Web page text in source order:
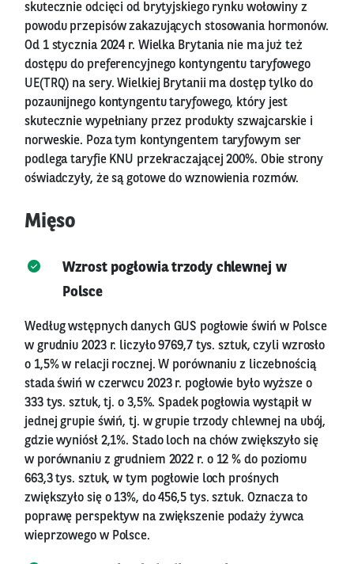
skutecznie odcięci od brytyjskiego rynku wołowiny z
powodu przepisów zakazujących stosowania hormonów.
Od 1 stycznia 2024 r. Wielka Brytania nie ma już też
dostępu do preferencyjnego kontyngentu taryfowego
UE(TRQ) na sery. Wielkiej Brytanii ma dostęp tylko do
pozaunijnego kontyngentu taryfowego, który jest
skutecznie wypełniany przez produkty szwajcarskie i
norweskie. Poza tym kontyngentem taryfowym ser
podlega taryfie KNU przekraczającej 200%. Obie strony
oświadczyły, że są gotowe do wznowienia rozmów.
Mięso
Wzrost pogłowia trzody chlewnej w
Polsce
Według wstępnych danych GUS pogłowie świń w Polsce
w grudniu 2023 r. liczyło 9769,7 tys. sztuk, czyli wzrosło
o 1,5% w relacji rocznej. W porównaniu z liczebnością
stada świń w czerwcu 2023 r. pogłowie było wyższe o
333 tys. sztuk, tj. o 3,5%. Spadek pogłowia wystąpił w
jednej grupie świń, tj. w grupie trzody chlewnej na ubój,
gdzie wyniósł 2,1%. Stado loch na chów zwiększyło się
w porównaniu z grudniem 2022 r. o 12 % do poziomu
663,3 tys. sztuk, w tym pogłowie loch prośnych
zwiększyło się o 13%, do 456,5 tys. sztuk. Oznacza to
poprawę perspektyw na zwiększenie podaży żywca
wieprzowego w Polsce.